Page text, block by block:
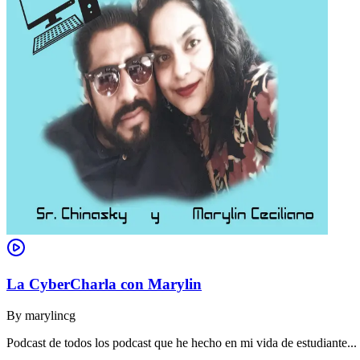
La CyberCharla con Marylin
By marylincg
Podcast de todos los podcast que he hecho en mi vida de